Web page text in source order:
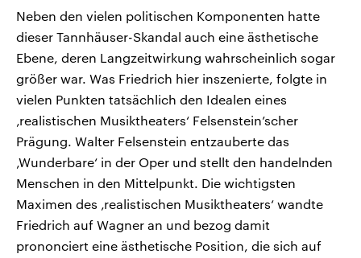
Neben den vielen politischen Komponenten hatte
dieser Tannhäuser-Skandal auch eine ästhetische
Ebene, deren Langzeitwirkung wahrscheinlich sogar
größer war. Was Friedrich hier inszenierte, folgte in
vielen Punkten tatsächlich den Idealen eines
‚realistischen Musiktheaters‘ Felsenstein’scher
Prägung. Walter Felsenstein entzauberte das
‚Wunderbare‘ in der Oper und stellt den handelnden
Menschen in den Mittelpunkt. Die wichtigsten
Maximen des ‚realistischen Musiktheaters‘ wandte
Friedrich auf Wagner an und bezog damit
prononciert eine ästhetische Position, die sich auf